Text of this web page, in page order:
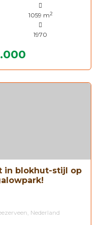
1059 m2
1970
in blokhut-stijl op
Nederland